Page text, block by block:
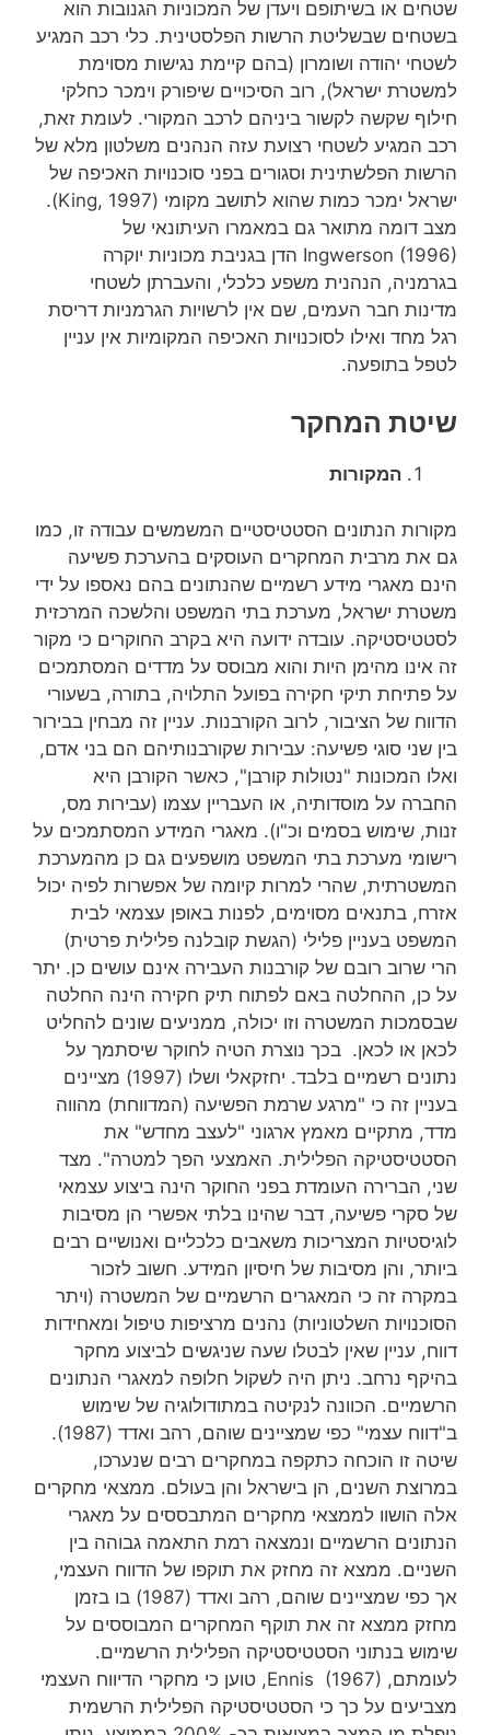
שטחים או בשיתופם ויעדן של המכוניות הגנובות הוא
בשטחים שבשליטת הרשות הפלסטינית. כלי רכב המגיע
לשטחי יהודה ושומרון (בהם קיימת נגישות מסוימת
למשטרת ישראל), רוב הסיכויים שיפורק וימכר כחלקי
חילוף שקשה לקשור ביניהם לרכב המקורי. לעומת זאת,
רכב המגיע לשטחי רצועת עזה הנהנים משלטון מלא של
הרשות הפלשתינית וסגורים בפני סוכנויות האכיפה של
ישראל ימכר כמות שהוא לתושב מקומי (King, 1997).
מצב דומה מתואר גם במאמרו העיתונאי של
Ingwerson (1996) הדן בגניבת מכוניות יוקרה
בגרמניה, הנהנית משפע כלכלי, והעברתן לשטחי
מדינות חבר העמים, שם אין לרשויות הגרמניות דריסת
רגל מחד ואילו לסוכנויות האכיפה המקומיות אין עניין
לטפל בתופעה.
שיטת המחקר
המקורות
מקורות הנתונים הסטטיסטיים המשמשים עבודה זו, כמו
גם את מרבית המחקרים העוסקים בהערכת פשיעה
הינם מאגרי מידע רשמיים שהנתונים בהם נאספו על ידי
משטרת ישראל, מערכת בתי המשפט והלשכה המרכזית
לסטטיסטיקה. עובדה ידועה היא בקרב החוקרים כי מקור
זה אינו מהימן היות והוא מבוסס על מדדים המסתמכים
על פתיחת תיקי חקירה בפועל התלויה, בתורה, בשעורי
הדווח של הציבור, לרוב הקורבנות. עניין זה מבחין בבירור
בין שני סוגי פשיעה: עבירות שקורבנותיהם הם בני אדם,
ואלו המכונות "נטולות קורבן", כאשר הקורבן היא
החברה על מוסדותיה, או העבריין עצמו (עבירות מס,
זנות, שימוש בסמים וכ"ו). מאגרי המידע המסתמכים על
רישומי מערכת בתי המשפט מושפעים גם כן מהמערכת
המשטרתית, שהרי למרות קיומה של אפשרות לפיה יכול
אזרח, בתנאים מסוימים, לפנות באופן עצמאי לבית
המשפט בעניין פלילי (הגשת קובלנה פלילית פרטית)
הרי שרוב רובם של קורבנות העבירה אינם עושים כן. יתר
על כן, ההחלטה באם לפתוח תיק חקירה הינה החלטה
שבסמכות המשטרה וזו יכולה, ממניעים שונים להחליט
לכאן או לכאן. בכך נוצרת הטיה לחוקר שיסתמך על
נתונים רשמיים בלבד. יחזקאלי ושלו (1997) מציינים
בעניין זה כי "מרגע שרמת הפשיעה (המדווחת) מהווה
מדד, מתקיים מאמץ ארגוני "לעצב מחדש" את
הסטטיסטיקה הפלילית. האמצעי הפך למטרה". מצד
שני, הברירה העומדת בפני החוקר הינה ביצוע עצמאי
של סקרי פשיעה, דבר שהינו בלתי אפשרי הן מסיבות
לוגיסטיות המצריכות משאבים כלכליים ואנושיים רבים
ביותר, והן מסיבות של חיסיון המידע. חשוב לזכור
במקרה זה כי המאגרים הרשמיים של המשטרה (ויתר
הסוכנויות השלטוניות) נהנים מרציפות טיפול ומאחידות
דווח, עניין שאין לבטלו שעה שניגשים לביצוע מחקר
בהיקף נרחב. ניתן היה לשקול חלופה למאגרי הנתונים
הרשמיים. הכוונה לנקיטה במתודולוגיה של שימוש
ב"דווח עצמי" כפי שמציינים שוהם, רהב ואדד (1987).
שיטה זו הוכחה כתקפה במחקרים רבים שנערכו,
במרוצת השנים, הן בישראל והן בעולם. ממצאי מחקרים
אלה הושוו לממצאי מחקרים המתבססים על מאגרי
הנתונים הרשמיים ונמצאה רמת התאמה גבוהה בין
השניים. ממצא זה מחזק את תוקפו של הדווח העצמי,
אך כפי שמציינים שוהם, רהב ואדד (1987) בו בזמן
מחזק ממצא זה את תוקף המחקרים המבוססים על
שימוש בנתוני הסטטיסטיקה הפלילית הרשמיים.
לעומתם, Ennis (1967), טוען כי מחקרי הדיווח העצמי
מצביעים על כך כי הסטטיסטיקה הפלילית הרשמית